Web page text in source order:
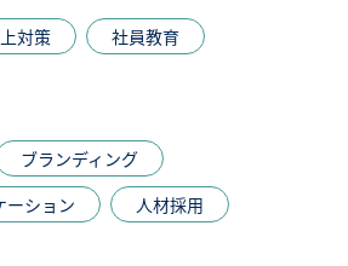
対策 社員教育
ブランディング
ーション
人材採用